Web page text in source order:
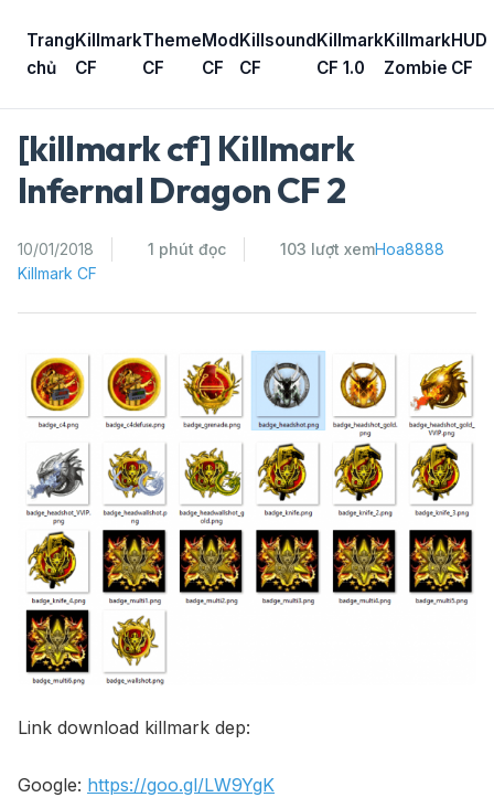
content
Trang
chủ
Killmark
CF
Theme
CF
Mod
CF
Killsound
CF
Killmark
CF 1.0
Killmark
Zombie
HUD
CF
[killmark cf] Killmark
Infernal Dragon CF 2
10/01/2018 1 phút đọc 103 lượt xemHoa8888
Killmark CF
Link download killmark dep:
Google: https://goo.gl/LW9YgK